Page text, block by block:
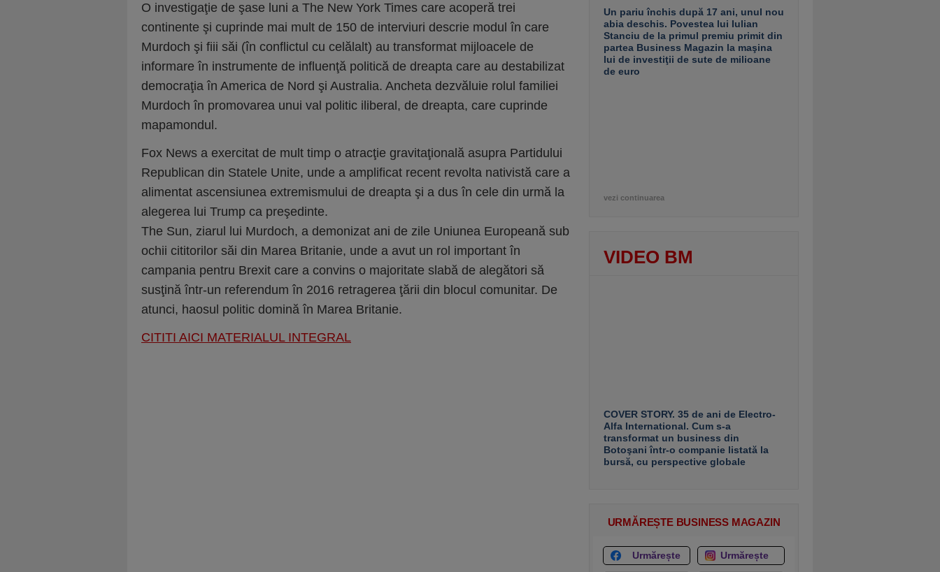
O investigaţie de şase luni a The New York Times care acoperă trei
continente şi cuprinde mai mult de 150 de interviuri descrie modul în care
Murdoch şi fiii săi (în conflictul cu celălalt) au transformat mijloacele de
informare în instrumente de influenţă politică de dreapta care au destabilizat
democraţia în America de Nord şi Australia. Ancheta dezvăluie rolul familiei
Murdoch în promovarea unui val politic iliberal, de dreapta, care cuprinde
mapamondul.
Fox News a exercitat de mult timp o atracţie gravitaţională asupra Partidului
Republican din Statele Unite, unde a amplificat recent revolta nativistă care a
alimentat ascensiunea extremismului de dreapta şi a dus în cele din urmă la
alegerea lui Trump ca preşedinte.
The Sun, ziarul lui Murdoch, a demonizat ani de zile Uniunea Europeană sub
ochii cititorilor săi din Marea Britanie, unde a avut un rol important în
campania pentru Brexit care a convins o majoritate slabă de alegători să
susţină într-un referendum în 2016 retragerea ţării din blocul comunitar. De
atunci, haosul politic domină în Marea Britanie.
CITITI AICI MATERIALUL INTEGRAL
Un pariu închis după 17 ani, unul nou
abia deschis. Povestea lui Iulian
Stanciu de la primul premiu primit din
partea Business Magazin la maşina
lui de investiţii de sute de milioane
de euro
vezi continuarea
VIDEO BM
COVER STORY. 35 de ani de Electro-
Alfa International. Cum s-a
transformat un business din
Botoşani într-o companie listată la
bursă, cu perspective globale
URMĂREȘTE BUSINESS MAGAZIN
Urmărește Urmărește